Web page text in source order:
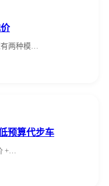
两种模…
预算代步车
+…